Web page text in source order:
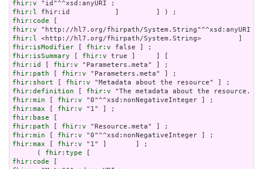
fhir:v
fhir:l
fhir:code
fhir:v
fhir:l
fhir:isModifier [ fhir:v
fhir:isSummary [ fhir:v
fhir:id
[ fhir:v
fhir:path [ fhir:v
fhir:short [ fhir:v
fhir:definition [ fhir:v
fhir:min [ fhir:v
fhir:max [ fhir:v
fhir:base
fhir:path [ fhir:v
fhir:min [ fhir:v
fhir:max [ fhir:v "1" ]       ] ;
      (
fhir:type
fhir:code